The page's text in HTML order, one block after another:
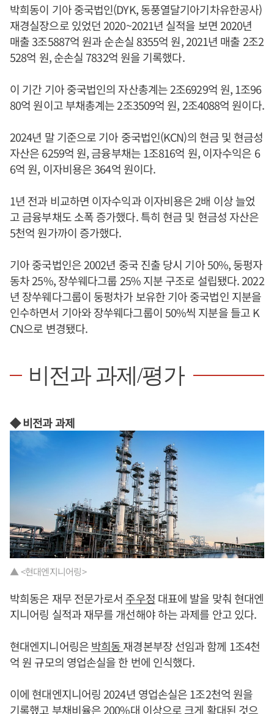
박희동이 기아 중국법인(DYK, 동풍열달기아기차유한공사)
재경실장으로 있었던 2020~2021년 실적을 보면 2020년
매출 3조5887억 원과 순손실 8355억 원, 2021년 매출 2조2
528억 원, 순손실 7832억 원을 기록했다.
이 기간 기아 중국법인의 자산총계는 2조6929억 원, 1조96
80억 원이고 부채총계는 2조3509억 원, 2조4088억 원이다.
2024년 말 기준으로 기아 중국법인(KCN)의 현금 및 현금성
자산은 6259억 원, 금융부채는 1조816억 원, 이자수익은 6
6억 원, 이자비용은 364억 원이다.
1년 전과 비교하면 이자수익과 이자비용은 2배 이상 늘었
고 금융부채도 소폭 증가했다. 특히 현금 및 현금성 자산은
5천억 원가까이 증가했다.
기아 중국법인은 2002년 중국 진출 당시 기아 50%, 둥펑자
동차 25%, 장쑤웨다그룹 25% 지분 구조로 설립됐다. 2022
년 장쑤웨다그룹이 둥펑차가 보유한 기아 중국법인 지분을
인수하면서 기아와 장쑤웨다그룹이 50%씩 지분을 들고 K
CN으로 변경됐다.
비전과 과제/평가
◆ 비전과 과제
▲ <현대엔지니어링>
박희동은 재무 전문가로서 주우정 대표에 발을 맞춰 현대엔
지니어링 실적과 재무를 개선해야 하는 과제를 안고 있다.
현대엔지니어링은박희동재경본부장 선임과 함께 1조4천
억 원 규모의 영업손실을 한 번에 인식했다.
이에 현대엔지니어링 2024년 영업손실은 1조2천억 원을
기록했고 부채비율은 200%대 이상으로 크게 확대된 것으